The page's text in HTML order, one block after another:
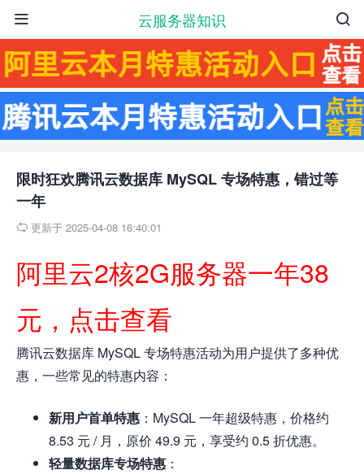
云服务器知识 

限时狂欢腾讯云数据库 MySQL 专场特惠，错过等
一年
 更新于 2025-04-08 16:40:01
阿里云2核2G服务器一年38
元，点击查看
腾讯云数据库 MySQL 专场特惠活动为用户提供了多种优
惠，一些常见的特惠内容：
新用户首单特惠 ：MySQL 一年超级特惠，价格约
8.53 元 / 月，原价 49.9 元，享受约 0.5 折优惠。
轻量数据库专场特惠 ：